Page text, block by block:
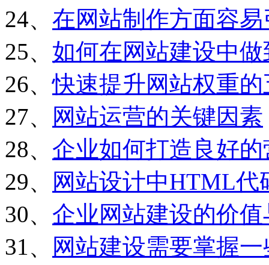
24、 在网站制作方面容
25、 如何在网站建设中
26、快速提升网站权重
27、
网站运营的关键因素
28、 企业如何打造良好
29、
网站设计中HTML代
30、 企业网站建设的价
31、
网站建设需要掌握